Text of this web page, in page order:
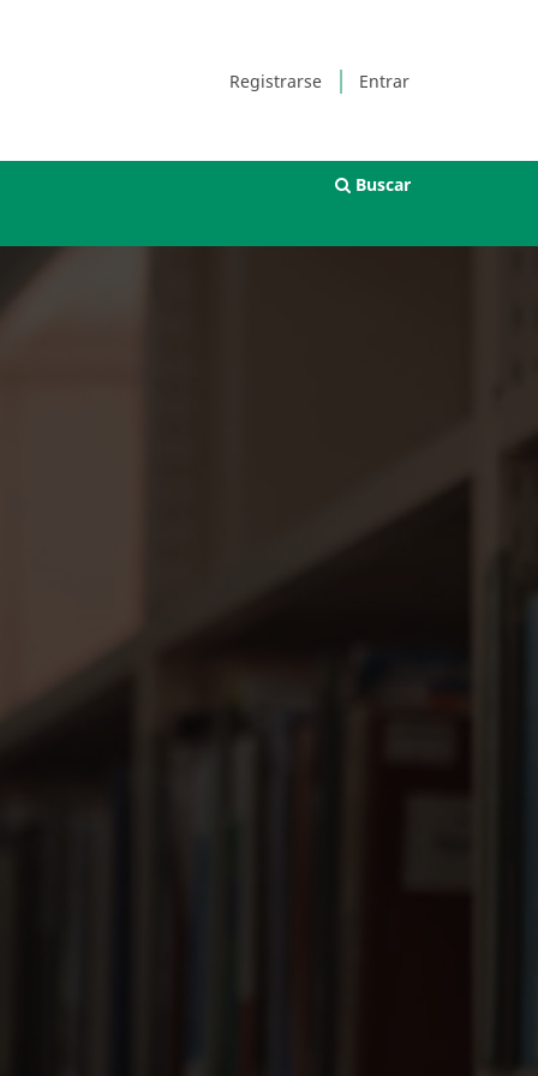
Registrarse Entrar
Buscar